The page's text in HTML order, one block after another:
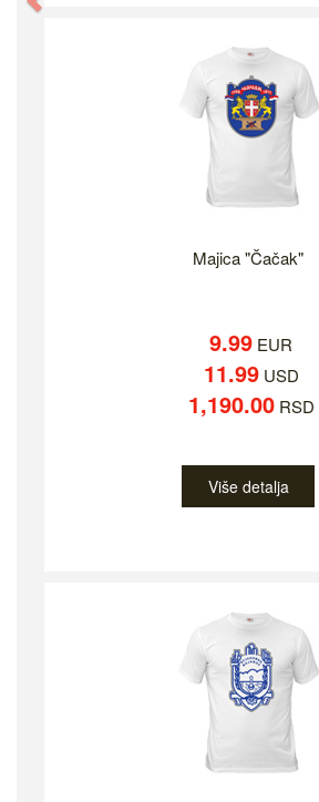
Majica "Čačak"
9.99 EUR
11.99USD
1,190.00RSD
Više detalja